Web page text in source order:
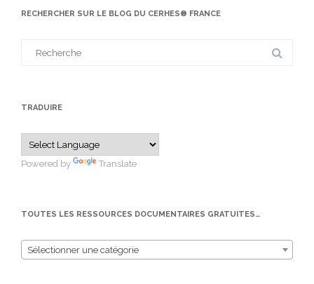
RECHERCHER SUR LE BLOG DU CERHES® FRANCE
TRADUIRE
Powered by Translate
TOUTES LES RESSOURCES DOCUMENTAIRES GRATUITES…
Sélectionner une catégorie